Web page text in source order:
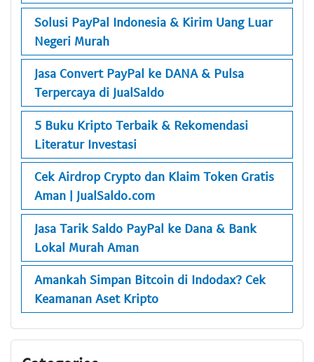
Solusi PayPal Indonesia & Kirim Uang Luar
Negeri Murah
Jasa Convert PayPal ke DANA & Pulsa
Terpercaya di JualSaldo
5 Buku Kripto Terbaik & Rekomendasi
Literatur Investasi
Cek Airdrop Crypto dan Klaim Token Gratis
Aman | JualSaldo.com
Jasa Tarik Saldo PayPal ke Dana & Bank
Lokal Murah Aman
Amankah Simpan Bitcoin di Indodax? Cek
Keamanan Aset Kripto